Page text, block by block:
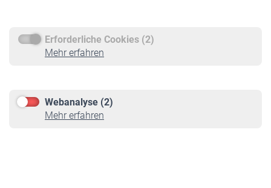
Erforderliche Cookies (2)
Mehr erfahren
Webanalyse (2)
Mehr erfahren
Service
Informationen
Online-Rechner
VBLnewsletter